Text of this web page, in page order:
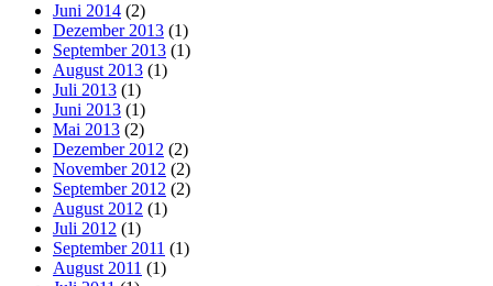
Juni 2014 (2)
Dezember 2013 (1)
September 2013 (1)
August 2013 (1)
Juli 2013 (1)
Juni 2013 (1)
Mai 2013 (2)
Dezember 2012 (2)
November 2012 (2)
September 2012 (2)
August 2012 (1)
Juli 2012 (1)
September 2011 (1)
August 2011 (1)